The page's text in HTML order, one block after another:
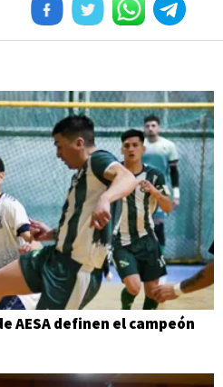
AESA definen el campeón